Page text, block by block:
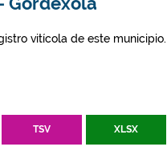
vitícola de este municipio.
TSV XLSX